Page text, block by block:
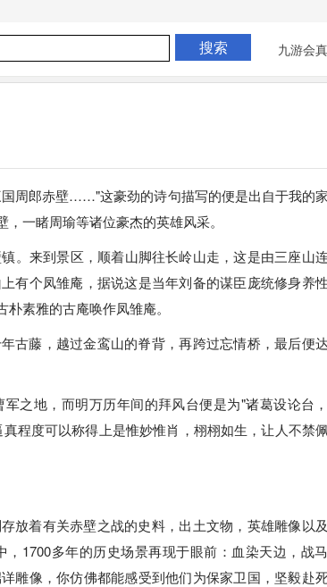
九游会
周郎赤壁……"这豪劲的诗句描写的便是出自于我的
一睹周瑜等诸位豪杰的英雄风采。
。来到景区，顺着山脚往长岭山走，这是由三座山
有个凤雏庵，据说这是当年刘备的谋臣庞统修身养
素雅的古庵唤作凤雏庵。
古藤，越过金鸾山的脊背，再跨过忘情桥，最后便
之地，而明万历年间的拜风台便是为"诸葛设论台
程度可以称得上是惟妙惟肖，栩栩如生，让人不禁
放着有关赤壁之战的史料，出土文物，英雄雕像以
1700多年的历史场景再现于眼前：血染天边，战
雕像，你仿佛都能感受到他们为保家卫国，坚毅赴